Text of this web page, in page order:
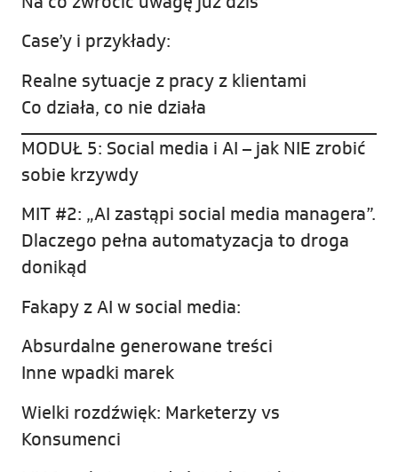
Case’y i przykłady:
Realne sytuacje z pracy z klientami
Co działa, co nie działa
MODUŁ 5: Social media i AI – jak NIE zrobić
sobie krzywdy
MIT #2: „AI zastąpi social media managera”.
Dlaczego pełna automatyzacja to droga
donikąd
Fakapy z AI w social media:
Absurdalne generowane treści
Inne wpadki marek
Wielki rozdźwięk: Marketerzy vs
Konsumenci